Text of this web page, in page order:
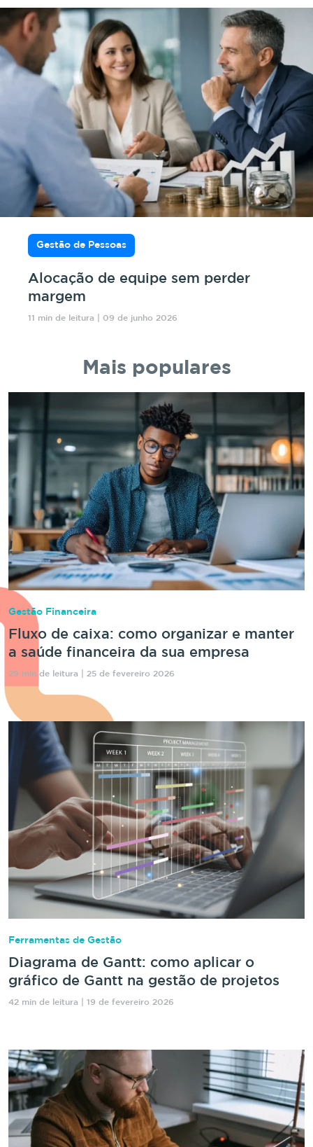
Gestão de Pessoas
Alocação de equipe sem perder
margem
11 min de leitura | 09 de junho 2026
Mais populares
Gestão Financeira
Fluxo de caixa: como organizar e manter
a saúde financeira da sua empresa
29 min de leitura | 25 de fevereiro 2026
Ferramentas de Gestão
Diagrama de Gantt: como aplicar o
gráfico de Gantt na gestão de projetos
42 min de leitura | 19 de fevereiro 2026